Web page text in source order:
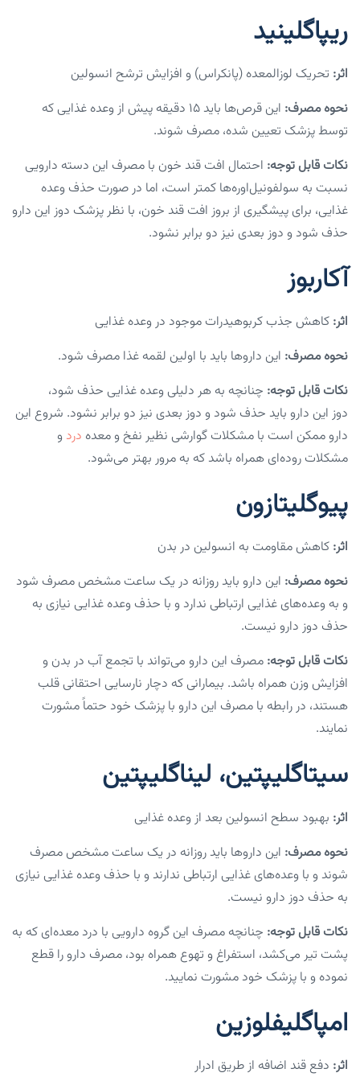
ریپاگلینید
اثر: تحریک لوزالمعده (پانکراس) و افزایش ترشح انسولین
نحوه مصرف:
این قرص‌‌ها باید ۱۵ دقیقه پیش از وعده غذایی که
توسط پزشک تعیین شده، مصرف شوند.
نکات قابل توجه: احتمال افت قند خون با مصرف این دسته دارویی
نسبت به سولفونیل‌اوره‌ها کمتر است، اما در صورت حذف وعده
غذایی، برای پیشگیری از بروز افت قند خون، با نظر پزشک دوز این دارو
حذف شود و دوز بعدی نیز دو برابر نشود.
آکاربوز
اثر: کاهش جذب کربوهیدرات موجود در وعده غذایی
نحوه مصرف: این داروها باید با اولین لقمه غذا مصرف شود.
نکات قابل توجه: چنانچه به هر دلیلی وعده غذایی حذف شود،
دوز این دارو باید حذف شود و دوز بعدی نیز دو برابر نشود. شروع این
دارو ممکن است با مشکلات گوارشی نظیر نفخ و معده درد و
مشکلات روده‌ای همراه باشد که به مرور بهتر می‌شود.
پیوگلیتازون
اثر: کاهش مقاومت به انسولین در بدن
نحوه مصرف: این دارو باید روزانه در یک ساعت مشخص مصرف شود
و به وعده‌های غذایی ارتباطی ندارد و با حذف وعده غذایی نیازی به
حذف دوز دارو نیست.
نکات قابل توجه: مصرف این دارو می‌تواند با تجمع آب در بدن و
افزایش وزن همراه باشد. بیمارانی که دچار نارسایی احتقانی قلب
هستند، در رابطه با مصرف این دارو با پزشک خود حتماً مشورت
نمایند.
سیتاگلیپتین، لیناگلیپتین
اثر: بهبود سطح انسولین بعد از وعده غذایی
نحوه مصرف: این داروها باید روزانه در یک ساعت مشخص مصرف
شوند و با وعده‌های غذایی ارتباطی ندارند و با حذف وعده غذایی نیازی
به حذف دوز دارو نیست.
نکات قابل توجه: چنانچه مصرف این گروه دارویی با درد معده‌ای که به
پشت تیر می‌کشد، استفراغ و تهوع همراه بود، مصرف دارو را قطع
نموده و با پزشک خود مشورت نمایید.
امپاگلیفلوزین
اثر: دفع قند اضافه از طریق ادرار